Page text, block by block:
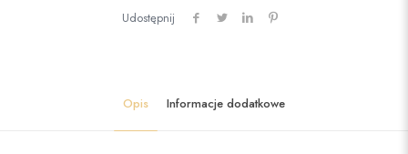
Udostępnij
Opis Informacje dodatkowe